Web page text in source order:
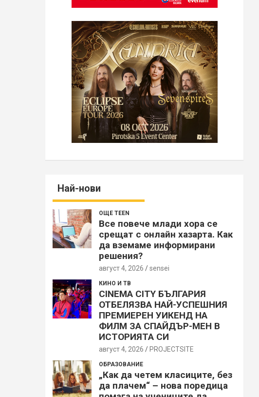
Най-нови
ОЩЕ TEEN
Все повече млади хора се
срещат с онлайн хазарта. Как
да вземаме информирани
решения?
август 4, 2026 sensei
КИНО И ТВ
CINEMA CITY БЪЛГАРИЯ
ОТБЕЛЯЗВА НАЙ-УСПЕШНИЯ
ПРЕМИЕРЕН УИКЕНД НА
ФИЛМ ЗА СПАЙДЪР-МЕН В
ИСТОРИЯТА СИ
август 4, 2026 PROJECTSITЕ
ОБРАЗОВАНИЕ
„Как да четем класиците, без
да плачем“ – нова поредица